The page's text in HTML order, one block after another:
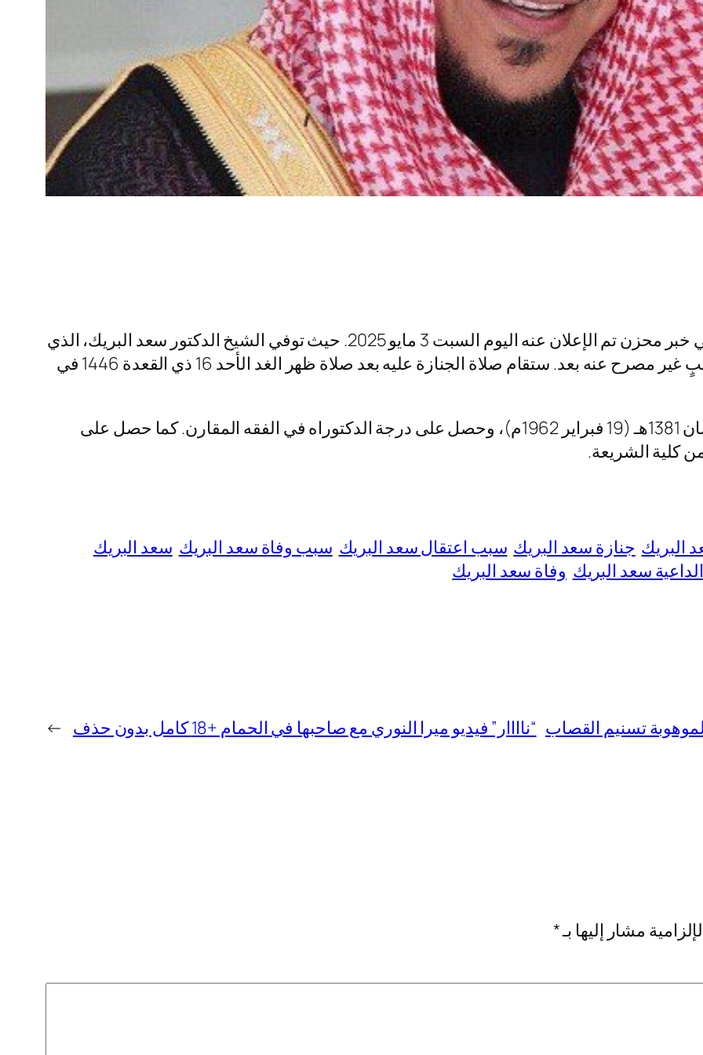
وفاة الشيخ سعيد البريك الداعية السعودي، هي خبر محزن تم الإعلان عنه اليوم السبت 3 مايو 2025. حيث توفي الشيخ الدكتور سعد البريك، الذي
كان من أبرز الدعاة والخطباء في المملكة لسببٍ غير مصرح عنه بعد. ستقام صلاة الجنازة عليه بعد صلاة ظهر الغد الأحد 16 ذي القعدة 1446 في
ولد الشيخ سعد بن عبد الله البريك في 14 رمضان 1381هـ (19 فبراير 1962م)، وحصل على درجة الدكتوراه في الفقه المقارن. كما حصل على
كلية الشريعة.
البريك جنازة سعد البريك سبب اعتقال سعد البريك سبب وفاة سعد البريك سعد البريك
سعد البريك وفاة سعد البريك
تسنيم القصاب “ناااار” فيديو ميرا النوري مع صاحبها في الحمام +18 كامل بدون حذف →
مشار إليها بـ*